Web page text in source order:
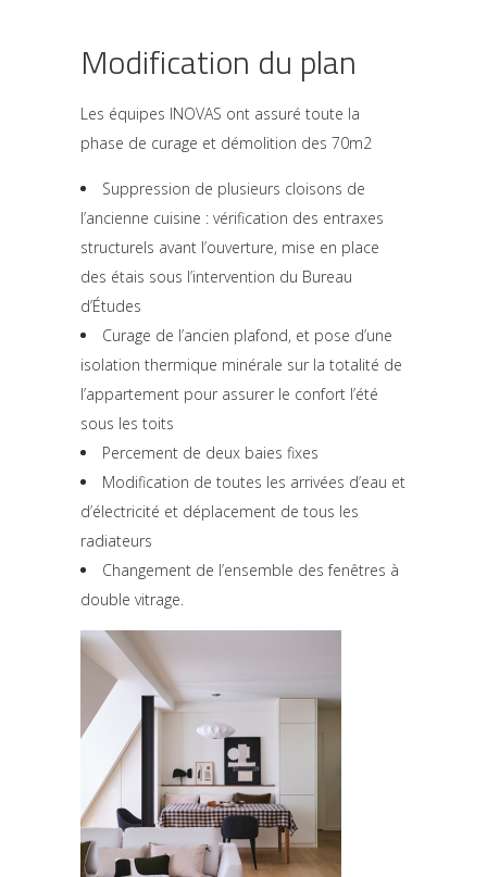
Modification du plan
Les équipes INOVAS ont assuré toute la
phase de curage et démolition des 70m2
Suppression de plusieurs cloisons de
l’ancienne cuisine : vérification des entraxes
structurels avant l’ouverture, mise en place
des étais sous l’intervention du Bureau
d’Études
Curage de l’ancien plafond, et pose d’une
isolation thermique minérale sur la totalité de
l’appartement pour assurer le confort l’été
sous les toits
Percement de deux baies fixes
Modification de toutes les arrivées d’eau et
d’électricité et déplacement de tous les
radiateurs
Changement de l’ensemble des fenêtres à
double vitrage.